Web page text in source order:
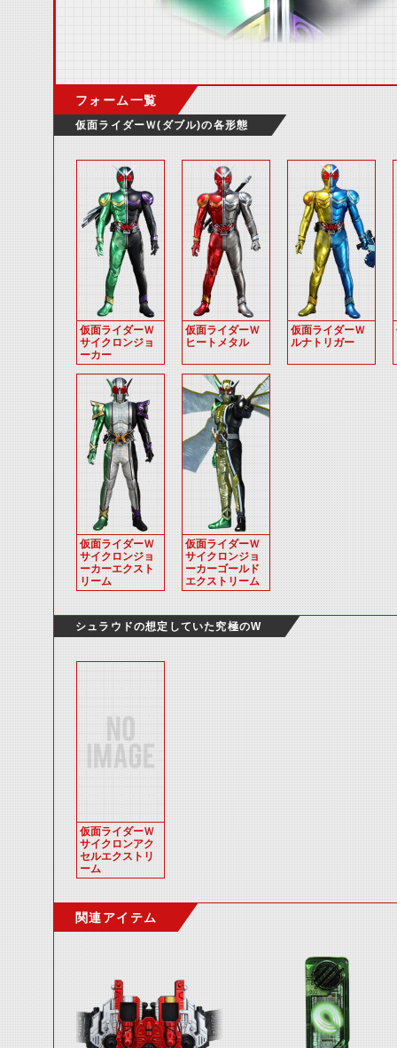
フォーム一覧
仮面ライダーＷ(ダブル)の各形態
仮面ライダーＷ
サイクロンジョ
ーカー
仮面ライダーＷ
ヒートメタル
仮面ライダーＷ
ルナトリガー
仮面ライダーＷ
サイクロンジョ
ーカーエクスト
リーム
仮面ライダーＷ
サイクロンジョ
ーカーゴールド
エクストリーム
シュラウドの想定していた究極のW
仮面ライダーＷ
サイクロンアク
セルエクストリ
ーム
関連アイテム